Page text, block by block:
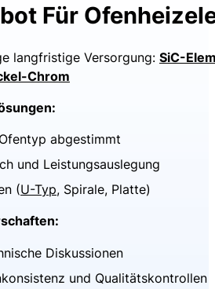
Für
langfristige Versorgung: SiC-
Chrom
abgestimmt
und Leistungsauslegung
(U-Typ, Spirale, Platte)
Diskussionen
und Qualitätskontrollen